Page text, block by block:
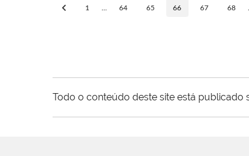
1 64 65 66 67 68
Todo o conteúdo deste site está publicado